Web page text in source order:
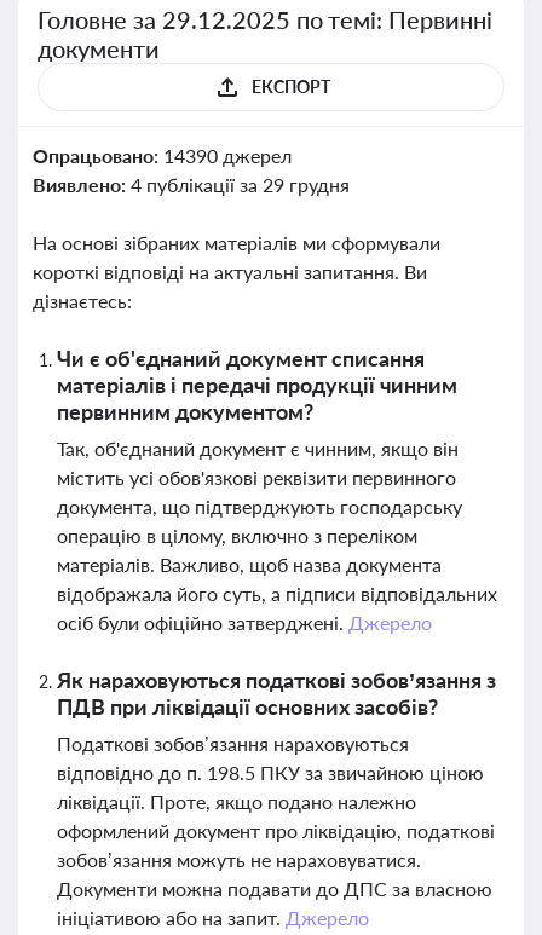
Головне за 29.12.2025 по темі: Первинні
документи
ЕКСПОРТ
Опрацьовано: 14390 джерел
Виявлено: 4 публікації за 29 грудня
На основі зібраних матеріалів ми сформували
короткі відповіді на актуальні запитання. Ви
дізнаєтесь:
Чи є об'єднаний документ списання
матеріалів і передачі продукції чинним
первинним документом?
Так, об'єднаний документ є чинним, якщо він
містить усі обов'язкові реквізити первинного
документа, що підтверджують господарську
операцію в цілому, включно з переліком
матеріалів. Важливо, щоб назва документа
відображала його суть, а підписи відповідальних
осіб були офіційно затверджені. Джерело
Як нараховуються податкові зобов’язання з
ПДВ при ліквідації основних засобів?
Податкові зобов’язання нараховуються
відповідно до п. 198.5 ПКУ за звичайною ціною
ліквідації. Проте, якщо подано належно
оформлений документ про ліквідацію, податкові
зобов’язання можуть не нараховуватися.
Документи можна подавати до ДПС за власною
ініціативою або на запит. Джерело